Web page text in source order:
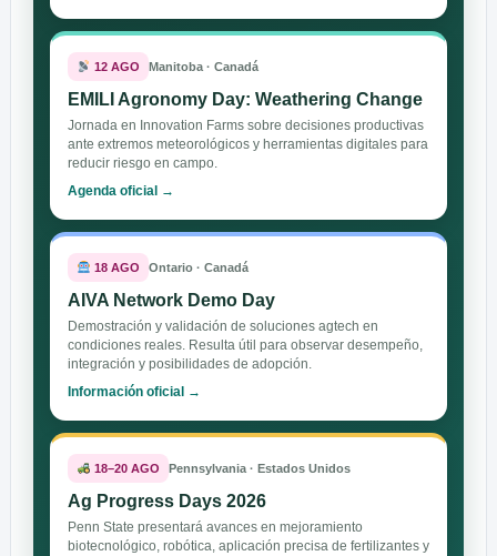
12 AGO Manitoba · Canadá
EMILI Agronomy Day: Weathering Change
Jornada en Innovation Farms sobre decisiones productivas
ante extremos meteorológicos y herramientas digitales para
reducir riesgo en campo.
Agenda oficial →
18 AGO Ontario · Canadá
AIVA Network Demo Day
Demostración y validación de soluciones agtech en
condiciones reales. Resulta útil para observar desempeño,
integración y posibilidades de adopción.
Información oficial →
18–20 AGO Pennsylvania · Estados Unidos
Ag Progress Days 2026
Penn State presentará avances en mejoramiento
biotecnológico, robótica, aplicación precisa de fertilizantes y